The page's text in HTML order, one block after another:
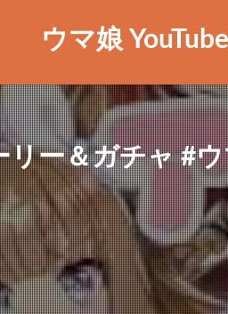
ウマ娘
ー＆ガチャ #